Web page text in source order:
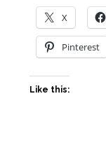
X
Pinterest
Like this: